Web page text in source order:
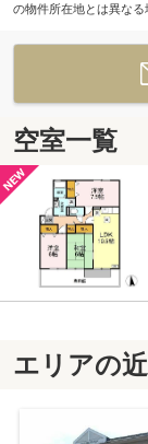
の物件所在地とは異なる
空室一覧
エリアの